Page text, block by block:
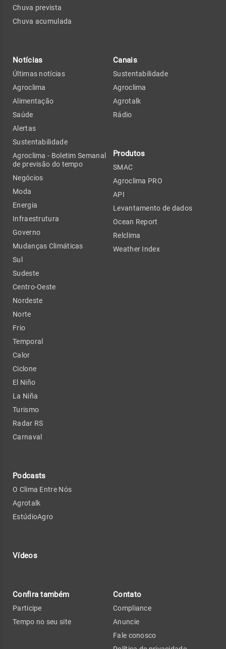
Chuva prevista
Chuva acumulada
Notícias
Últimas notícias
Agroclima
Alimentação
Saúde
Alertas
Sustentabilidade
Agroclima - Boletim Semanal
de previsão do tempo
Negócios
Moda
Energia
Infraestrutura
Governo
Mudanças Climáticas
Sul
Sudeste
Centro-Oeste
Nordeste
Norte
Frio
Temporal
Calor
Ciclone
El Niño
La Niña
Turismo
Radar RS
Carnaval
Podcasts
O Clima Entre Nós
Agrotalk
EstúdioAgro
Vídeos
Canais
Sustentabilidade
Agroclima
Agrotalk
Rádio
Produtos
SMAC
Agroclima PRO
API
Levantamento de dados
Ocean Report
Relclima
Weather Index
Confira também
Participe
Tempo no seu site
Contato
Compliance
Anuncie
Fale conosco